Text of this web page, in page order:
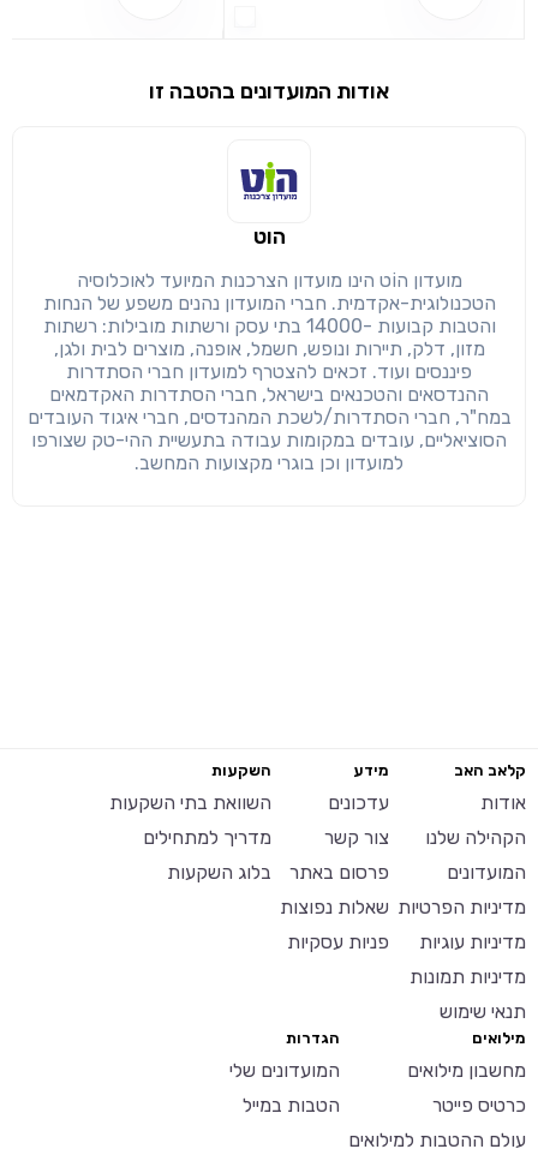
שיתוף
שימו לב!
מימוש הטבה זו ניתן רק לחברי
הבנתי, המשך לאתר
אודות המועדונים בהטבה זו
הוט
מועדון הוֹט הינו מועדון הצרכנות המיועד לאוכלוסיה
הטכנולוגית-אקדמית. חברי המועדון נהנים משפע של הנחות
והטבות קבועות -14000 בתי עסק ורשתות מובילות: רשתות
מזון, דלק, תיירות ונופש, חשמל, אופנה, מוצרים לבית ולגן,
פיננסים ועוד. זכאים להצטרף למועדון חברי הסתדרות
ההנדסאים והטכנאים בישראל, חברי הסתדרות האקדמאים
במח"ר, חברי הסתדרות/לשכת המהנדסים, חברי איגוד העובדים
הסוציאליים, עובדים במקומות עבודה בתעשיית ההי-טק שצורפו
למועדון וכן בוגרי מקצועות המחשב.
קלאב האב
אודות
הקהילה שלנו
המועדונים
מדיניות הפרטיות
מדיניות עוגיות
מדיניות תמונות
תנאי שימוש
מידע
עדכונים
צור קשר
פרסום באתר
שאלות נפוצות
פניות עסקיות
השקעות
השוואת בתי השקעות
מדריך למתחילים
בלוג השקעות
מילואים
מחשבון מילואים
כרטיס פייטר
עולם ההטבות למילואים
הגדרות
המועדונים שלי
הטבות במייל